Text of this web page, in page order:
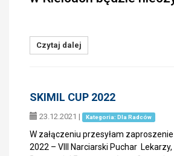
Czytaj dalej
SKIMIL CUP 2022
23.12.2021 | Kategoria: Dla Radców
W załączeniu przesyłam zaproszenie
2022 – VIII Narciarski Puchar Lekarzy,